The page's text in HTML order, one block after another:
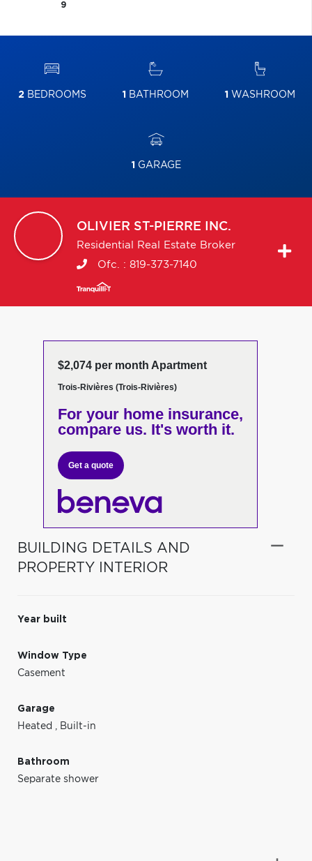
9
2BEDROOMS 1 BATHROOM 1 WASHROOM
1 GARAGE
OLIVIER ST-PIERRE INC.
Residential Real Estate Broker
Ofc. : 819-373-7140
$2,074 per month Apartment
Trois-Rivières (Trois-Rivières)
For your home insurance,
compare us. It's worth it.
Get a quote
BUILDING DETAILS AND
PROPERTY INTERIOR
Year built
Window Type
Casement
Garage
Heated , Built-in
Bathroom
Separate shower